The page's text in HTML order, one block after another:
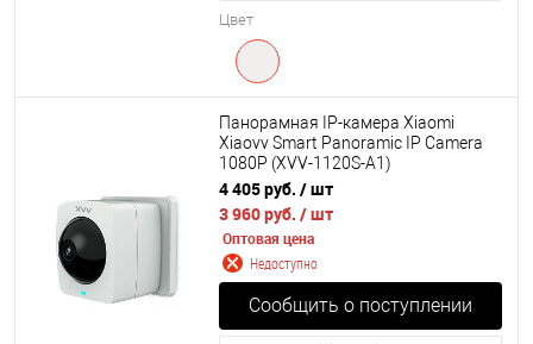
Цвет
Панорамная IP-камера Xiaomi
Xiaovv Smart Panoramic IP Camera
1080P (XVV-1120S-A1)
4 405 руб. / шт
3 960 руб. / шт
Оптовая цена
Недоступно
Сообщить о поступлении